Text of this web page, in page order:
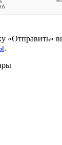
«Отправить»
.